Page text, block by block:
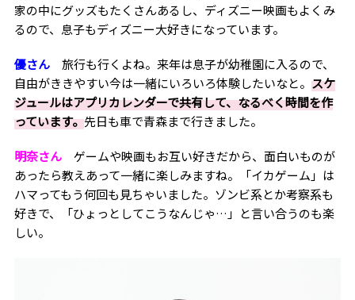
家の中にグッズもたくさんあるし、ディズニー映画もよくみ
るので、息子もディズニー大好きになっています。
優さん旅行も行くよね。来年は息子が幼稚園に入るので、
自由がききやすい今は一緒にいろいろ体験したいなと。 スケ
ジュールはアプリカレンダーで共有して、なるべく時間を作
っています。先日も車で青森まで行きました。
明奈さんゲームや映画もお互い好きだから、面白いものが
あったら教えあって一緒に楽しみますね。「イカゲーム」は
ハマってもう何回も見ちゃいました。ゾンビ系とか考察系も
好きで、「ひょっとしてこうなんじゃ…」と言い合うのも楽
しい。